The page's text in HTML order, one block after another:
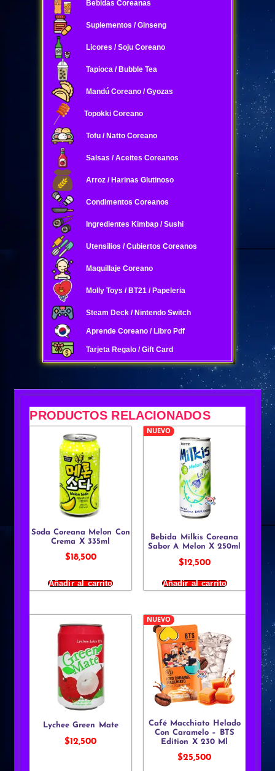
Bebidas Coreanas
Suplementos / Ginseng
Licores / Soju Coreano
Tapioca / Bubble Tea
Mandú Coreano / Gyozas
Topokki Coreano
Tofu / Natto Coreano
Salsas / Aceites Coreanos
Arroz / Harinas Glutinoso
Condimentos Coreanos
Ingredientes Kimbap / Sushi
Utensilios / Cubiertos Coreanos
Maquillaje Coreano
Molly Toys / BT21 / Papeleria
Steam Deck / Nintendo Switch
Aprende Coreano / Libro Pdf
Tarjeta Regalo / Gift Card
PRODUCTOS RELACIONADOS
Soda Coreana Melon Con
Crema X 335ml
$18,500
Añadir al carrito
NUEVO
Bebida Milkis Coreana
Sabor A Melon X 250ml
$12,500
Añadir al carrito
Lychee Green Mate
$12,500
NUEVO
Café Macchiato Helado
Con Caramelo – BTS
Edition X 230 Ml
$25,500